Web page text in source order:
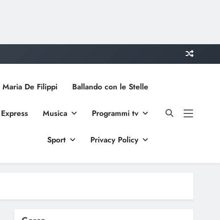
De Filippi Ballando con le Stelle
Musica Programmi tv
Sport Privacy Policy